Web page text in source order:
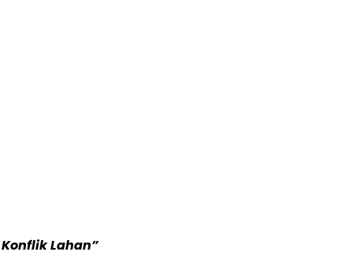
Lahan”